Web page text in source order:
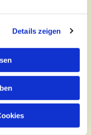
Details zeigen
Fr 14 - 18 Uhr